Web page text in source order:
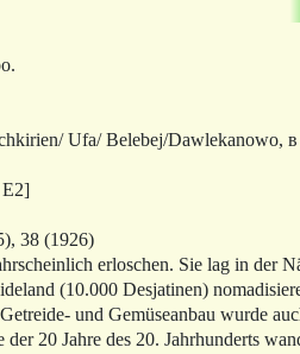
.
Ufa/ Belebej/Dawlekanowo, в
38 (1926)
erloschen. Sie lag in der
(10.000 Desjatinen)
und Gemüseanbau wurde
20 Jahre des 20. Jahrhunderts